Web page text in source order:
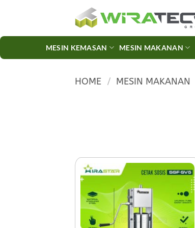
MESIN KEMASAN MESIN MAKANAN
HOME / MESIN MAKANAN